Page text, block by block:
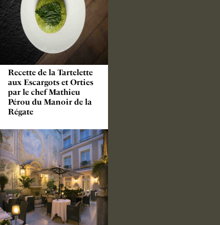
Recette de la Tartelette
aux Escargots et Orties
par le chef Mathieu
Pérou du Manoir de la
Régate